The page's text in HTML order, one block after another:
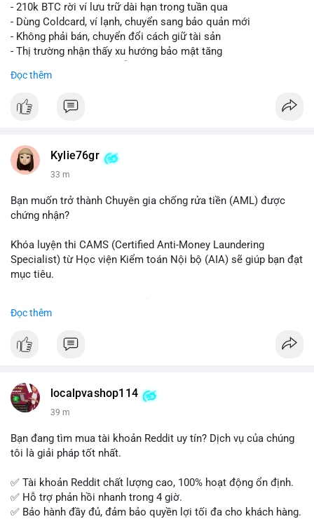
- 210k BTC rời ví lưu trữ dài hạn trong tuần qua
- Dùng Coldcard, ví lạnh, chuyển sang bảo quản mới
- Không phải bán, chuyển đổi cách giữ tài sản
- Thị trường nhận thấy xu hướng bảo mật tăng
#vlikevn #titanbot
Đọc thêm
Kylie76gr
33 m
Bạn muốn trở thành Chuyên gia chống rửa tiền (AML) được
chứng nhận?
Khóa luyện thi CAMS (Certified Anti-Money Laundering
Specialist) từ Học viện Kiểm toán Nội bộ (AIA) sẽ giúp bạn đạt
mục tiêu.
gồm tài liệu toàn diện, câu hỏi thực hành, bài thi thử sát thực
Đăng ký ngay hôm nay để nâng cao năng lực và mở rộng cơ
Đọc thêm
localpvashop114
39 m
Bạn đang tìm mua tài khoản Reddit uy tín? Dịch vụ của chúng
tôi là giải pháp tốt nhất.
✅ Tài khoản Reddit chất lượng cao, 100% hoạt động ổn định.
✅ Hỗ trợ phản hồi nhanh trong 4 giờ.
✅ Bảo hành đầy đủ, đảm bảo quyền lợi tối đa cho khách hàng.